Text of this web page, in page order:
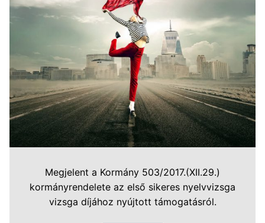
Megjelent a Kormány 503/2017.(XII.29.)
kormányrendelete az első sikeres nyelvvizsga
vizsga díjához nyújtott támogatásról.